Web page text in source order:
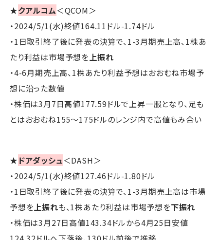
★クアルコム＜QCOM＞
・2024/5/1(水)終値164.11ドル-1.74ドル
・1日取引終了後に発表の決算で、1-3月期売上高、1株あ
たり利益は市場予想を 上振れ
・4-6月期売上高、1株あたり利益予想はおおむね市場予
想に沿った数値
・株価は3月7日高値177.59ドルで上昇一服となり、足も
とはおおむね155～175ドルのレンジ内で高値もみ合い
★ ドアダッシュ＜DASH＞
・2024/5/1(水)終値127.46ドル-1.80ドル
・1日取引終了後に発表の決算で、1-3月期売上高は市場
予想を 上振れも、1株あたり利益は市場予想を下振れ
・株価は3月27日高値143.34ドルから4月25日安値